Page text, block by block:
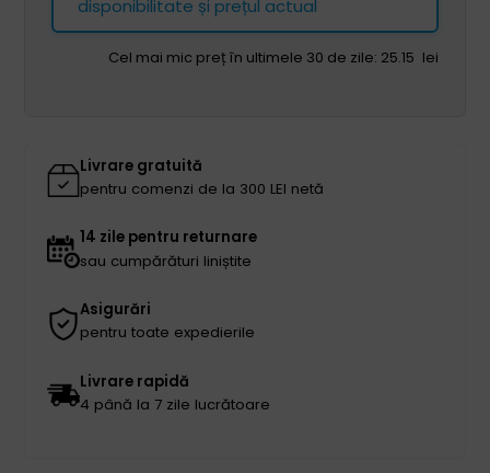
disponibilitate și prețul actual
Cel mai mic preț în ultimele 30 de zile: 25.15 lei
Livrare gratuită
pentru comenzi de la 300 LEI netă
14 zile pentru returnare
sau cumpărături liniștite
Asigurări
pentru toate expedierile
Livrare rapidă
4 până la 7 zile lucrătoare